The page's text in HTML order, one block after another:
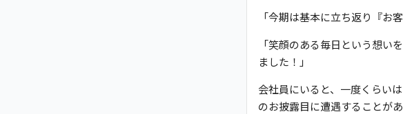
「今期は基本に立ち返り『お
「笑顔のある毎日という想い
ました！」
会社員にいると、一度くらい
のお披露目に遭遇することがあ